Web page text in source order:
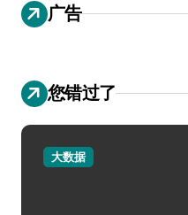
广告
您错过了
大数据